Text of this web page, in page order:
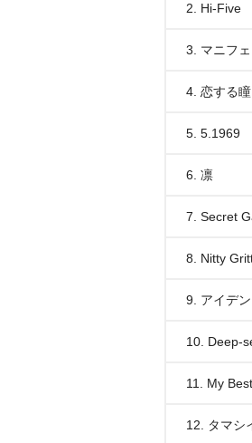
2. Hi-Five
3. マニフェ
4. 恋する
5. 5.1969
6. 凛
7. Secret
8. Nitty
9. アイデ
10. Deep-
11. My
12. タマシ